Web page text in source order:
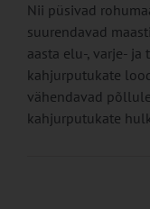
Nii püsivad
suurendavad
aasta elu-, varje-
kahjurputukate
vähendavad
kahjurputukate